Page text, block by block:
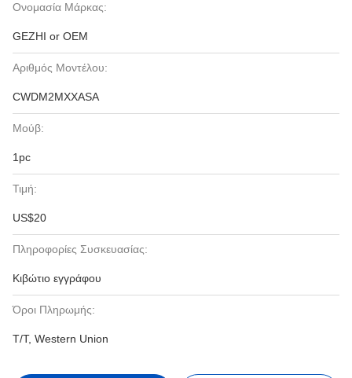
Ονομασία Μάρκας:
GEZHI or OEM
Αριθμός Μοντέλου:
CWDM2MXXASA
Μούβ:
1pc
Τιμή:
US$20
Πληροφορίες Συσκευασίας:
Κιβώτιο εγγράφου
Όροι Πληρωμής:
T/T, Western Union